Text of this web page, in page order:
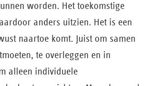
worden. Het toekomstige
anders uitzien. Het is een
naartoe komt. Juist om samen
te overleggen en in
alleen individuele